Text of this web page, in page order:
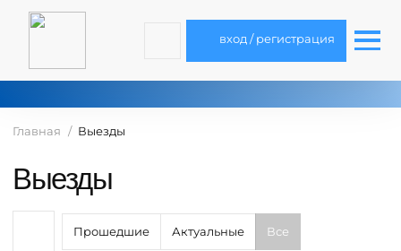
вход / регистрация
Главная Выезды
Выезды
Прошедшие Актуальные Все